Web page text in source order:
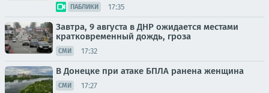
ПАБЛИКИ 17:35
Завтра, 9 августа в ДНР ожидается местами
кратковременный дождь, гроза
СМИ 17:32
В Донецке при атаке БПЛА ранена женщина
СМИ 17:27